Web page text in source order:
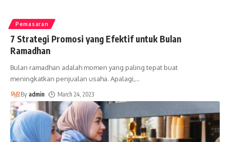
Pemasaran
7 Strategi Promosi yang Efektif untuk Bulan
Ramadhan
Bulan ramadhan adalah momen yang paling tepat buat
meningkatkan penjualan usaha. Apalagi, …
By admin March 24, 2023